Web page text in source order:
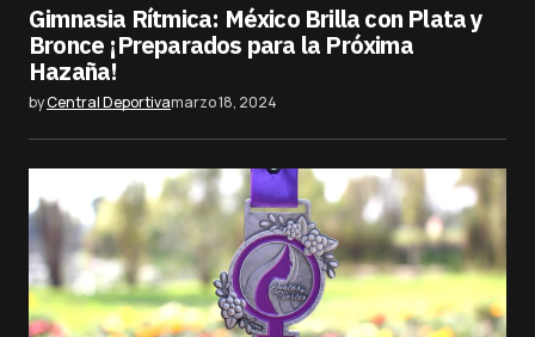
Gimnasia Rítmica: México Brilla con Plata y
Bronce ¡Preparados para la Próxima
Hazaña!
byCentral Deportivamarzo 18, 2024